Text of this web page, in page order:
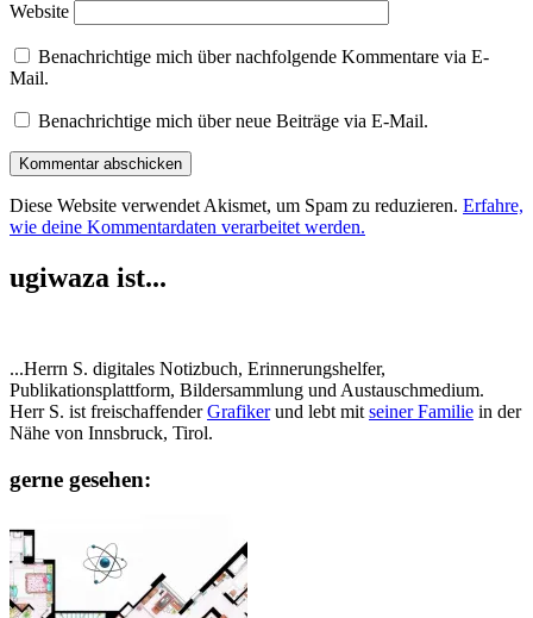
Website
Benachrichtige mich über nachfolgende Kommentare via E-
Mail.
Benachrichtige mich über neue Beiträge via E-Mail.
Diese Website verwendet Akismet, um Spam zu reduzieren. Erfahre,
wie deine Kommentardaten verarbeitet werden.
ugiwaza ist...
...Herrn S. digitales Notizbuch, Erinnerungshelfer,
Publikationsplattform, Bildersammlung und Austauschmedium.
Herr S. ist freischaffenderGrafikerund lebt mit seiner Familie in der
Nähe von Innsbruck, Tirol.
gerne gesehen: